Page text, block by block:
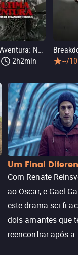
A Última Aventura: Nos Bastidores de Stranger Things 5
2h2min
--/10
Um Final
Com Renate
ao Oscar, e Gael
este drama sci-fi
dois amantes que
reencontrar após